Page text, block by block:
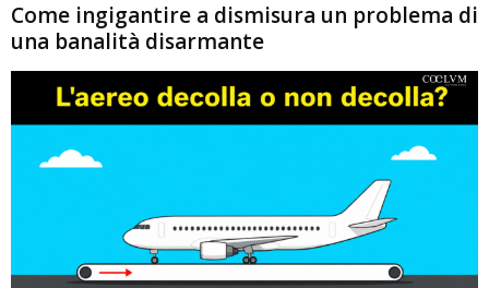
Come ingigantire a dismisura un problema di
una banalità disarmante